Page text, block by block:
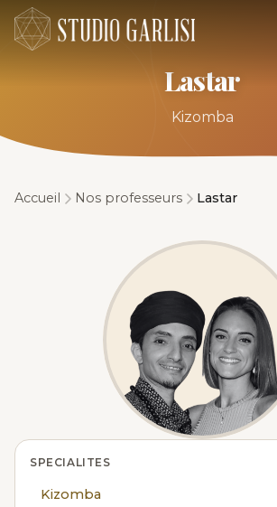
Lastar
Kizomba
Accueil Nos professeurs Lastar
SPECIALITES
Kizomba